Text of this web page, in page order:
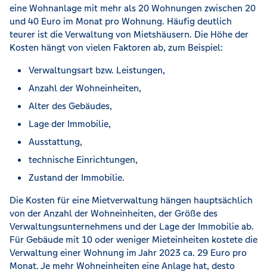
eine Wohnanlage mit mehr als 20 Wohnungen zwischen 20
und 40 Euro im Monat pro Wohnung. Häufig deutlich
teurer ist die Verwaltung von Mietshäusern. Die Höhe der
Kosten hängt von vielen Faktoren ab, zum Beispiel:
Verwaltungsart bzw. Leistungen,
Anzahl der Wohneinheiten,
Alter des Gebäudes,
Lage der Immobilie,
Ausstattung,
technische Einrichtungen,
Zustand der Immobilie.
Die Kosten für eine Mietverwaltung hängen hauptsächlich
von der Anzahl der Wohneinheiten, der Größe des
Verwaltungsunternehmens und der Lage der Immobilie ab.
Für Gebäude mit 10 oder weniger Mieteinheiten kostete die
Verwaltung einer Wohnung im Jahr 2023 ca. 29 Euro pro
Monat. Je mehr Wohneinheiten eine Anlage hat, desto